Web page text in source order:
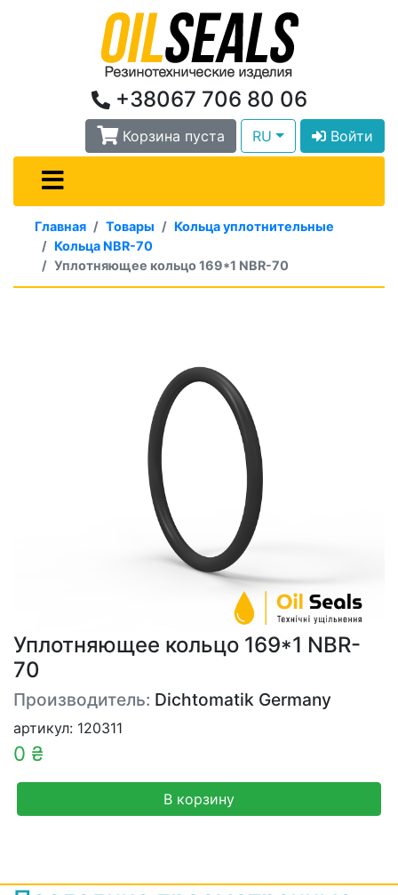
+38067 706 80 06
Корзина пуста RU Войти
Главная Товары
Кольца уплотнительные
Кольца NBR-70
Уплотняющее кольцо 169*1 NBR-70
Уплотняющее кольцо 169*1 NBR-
70
Производитель: Dichtomatik Germany
артикул: 120311
0 ₴
В корзину